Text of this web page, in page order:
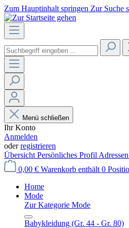
Zum Hauptinhalt springen Zur Suche
Menü schließen
Ihr Konto
Anmelden
oderregistrieren
Übersicht Persönliches Profil Adressen
0,00 € Warenkorb enthält 0
Home
Mode
Zur Kategorie Mode
Babykleidung (Gr. 44 - Gr. 80)